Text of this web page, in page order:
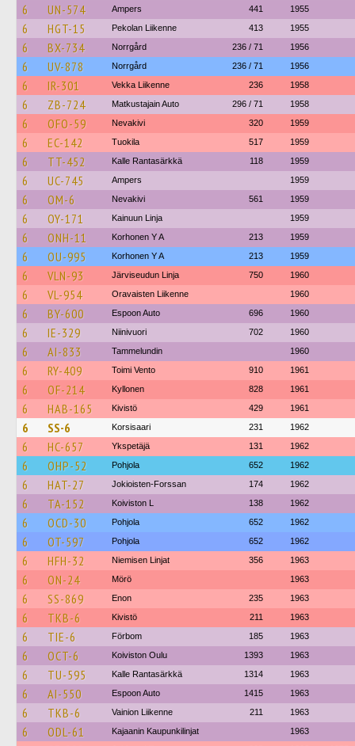
6 UN-574 Ampers 441 1955
6 HGT-15 Pekolan Liikenne 413 1955
6 BX-734 Norrgård 236 / 71 1956
6 UV-878 Norrgård 236 / 71 1956
6 IR-301 Vekka Liikenne 236 1958
6 ZB-724 Matkustajain Auto 296 / 71 1958
6 OFO-59 Nevakivi 320 1959
6 EC-142 Tuokila 517 1959
6 TT-452 Kalle Rantasärkkä 118 1959
6 UC-745 Ampers 1959
6 OM-6 Nevakivi 561 1959
6 OY-171 Kainuun Linja 1959
6 ONH-11 Korhonen Y A 213 1959
6 OU-995 Korhonen Y A 213 1959
6 VLN-93 Järviseudun Linja 750 1960
6 VL-954 Oravaisten Liikenne 1960
6 BY-600 Espoon Auto 696 1960
6 IE-329 Niinivuori 702 1960
6 AI-833 Tammelundin 1960
6 RY-409 Toimi Vento 910 1961
6 OF-214 Kyllonen 828 1961
6 HAB-165 Kivistö 429 1961
6 SS-6 Korsisaari 231 1962
6 HC-657 Ykspetäjä 131 1962
6 OHP-52 Pohjola 652 1962
6 HAT-27 Jokioisten-Forssan 174 1962
6 TA-152 Koiviston L 138 1962
6 OCD-30 Pohjola 652 1962
6 OT-597 Pohjola 652 1962
6 HFH-32 Niemisen Linjat 356 1963
6 ON-24 Mörö 1963
6 SS-869 Enon 235 1963
6 TKB-6 Kivistö 211 1963
6 TIE-6 Förbom 185 1963
6 OCT-6 Koiviston Oulu 1393 1963
6 TU-595 Kalle Rantasärkkä 1314 1963
6 AI-550 Espoon Auto 1415 1963
6 TKB-6 Vainion Liikenne 211 1963
6 ODL-61 Kajaanin Kaupunkilinjat 1963